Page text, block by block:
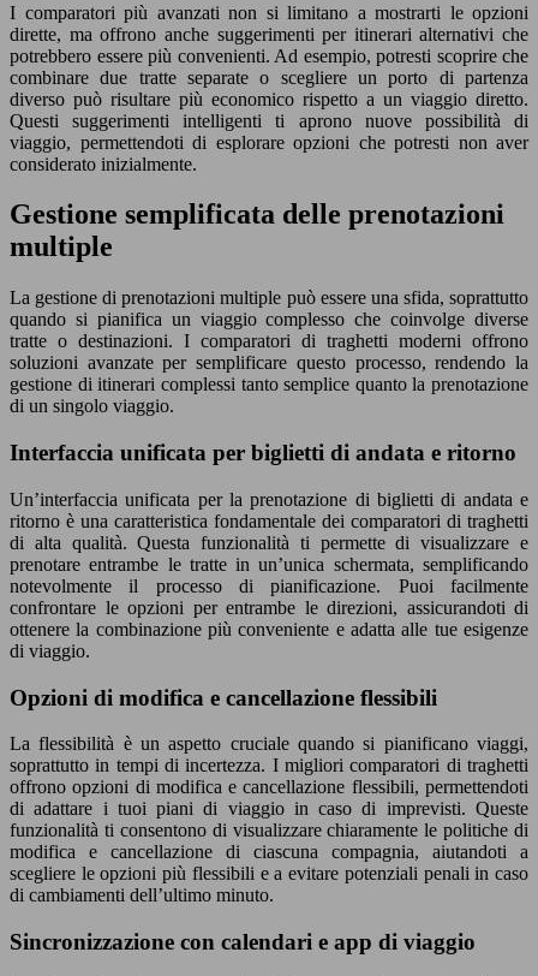
I comparatori più avanzati non si limitano a mostrarti le opzioni
dirette, ma offrono anche suggerimenti per itinerari alternativi che
potrebbero essere più convenienti. Ad esempio, potresti scoprire che
combinare due tratte separate o scegliere un porto di partenza
diverso può risultare più economico rispetto a un viaggio diretto.
Questi suggerimenti intelligenti ti aprono nuove possibilità di
viaggio, permettendoti di esplorare opzioni che potresti non aver
considerato inizialmente.
Gestione semplificata delle prenotazioni
multiple
La gestione di prenotazioni multiple può essere una sfida, soprattutto
quando si pianifica un viaggio complesso che coinvolge diverse
tratte o destinazioni. I comparatori di traghetti moderni offrono
soluzioni avanzate per semplificare questo processo, rendendo la
gestione di itinerari complessi tanto semplice quanto la prenotazione
di un singolo viaggio.
Interfaccia unificata per biglietti di andata e ritorno
Un’interfaccia unificata per la prenotazione di biglietti di andata e
ritorno è una caratteristica fondamentale dei comparatori di traghetti
di alta qualità. Questa funzionalità ti permette di visualizzare e
prenotare entrambe le tratte in un’unica schermata, semplificando
notevolmente il processo di pianificazione. Puoi facilmente
confrontare le opzioni per entrambe le direzioni, assicurandoti di
ottenere la combinazione più conveniente e adatta alle tue esigenze
di viaggio.
Opzioni di modifica e cancellazione flessibili
La flessibilità è un aspetto cruciale quando si pianificano viaggi,
soprattutto in tempi di incertezza. I migliori comparatori di traghetti
offrono opzioni di modifica e cancellazione flessibili, permettendoti
di adattare i tuoi piani di viaggio in caso di imprevisti. Queste
funzionalità ti consentono di visualizzare chiaramente le politiche di
modifica e cancellazione di ciascuna compagnia, aiutandoti a
scegliere le opzioni più flessibili e a evitare potenziali penali in caso
di cambiamenti dell’ultimo minuto.
Sincronizzazione con calendari e app di viaggio